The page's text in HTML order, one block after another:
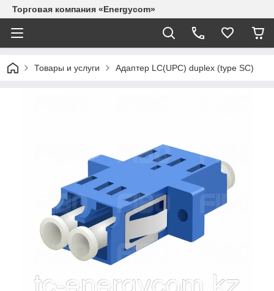
Торговая компания «Energycom»
Товары и услуги Адаптер LC(UPC) duplex (type SC)